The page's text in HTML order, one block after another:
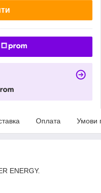
Оплата Умови
ENERGY.